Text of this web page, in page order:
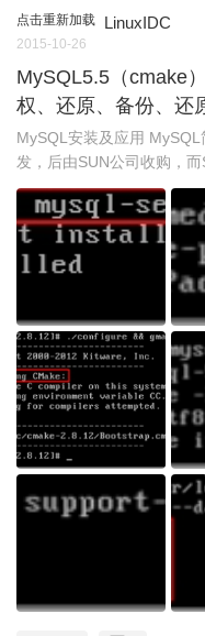
点击重新加载 LinuxIDC
2015-10-26
MySQL5.5（cmake
权、还原、备份、还
MySQL安装及应用
发，后由SUN公司收购，而